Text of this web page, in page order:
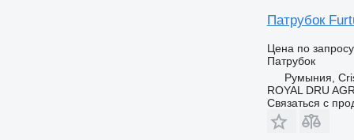
Патрубок
Цена по запросу
Патрубок
Румыния,
ROYAL DRU
Связаться с